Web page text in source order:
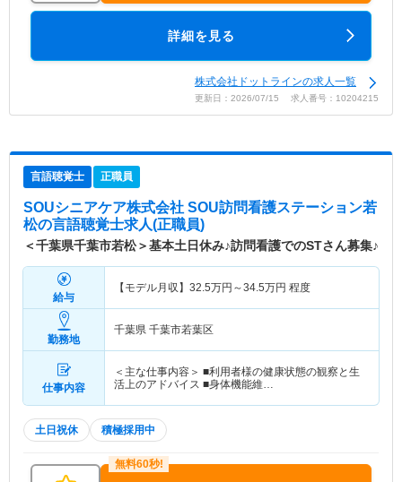
詳細を見る
株式会社ドットラインの求人一覧
更新日：2026/07/15 求人番号：10204215
言語聴覚士 正職員
SOUシニアケア株式会社 SOU訪問看護ステーション若
松の言語聴覚士求人(正職員)
＜千葉県千葉市若松＞基本土日休み♪訪問看護でのSTさん募集♪
給与
【モデル月収】 32.5万円～34.5万円 程度
勤務地
千葉県 千葉市若葉区
仕事内容
＜主な仕事内容＞ ■利用者様の健康状態の観察と生
活上のアドバイス ■身体機能維…
土日祝休 積極採用中